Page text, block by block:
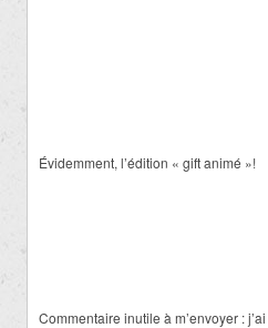
Évidemment, l’édition « gift animé »!
Commentaire inutile à m’envoyer :